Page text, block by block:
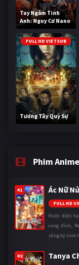
Tay Ngắm Tinh
Anh: Nguy Cơ Nano
FULL HD VIETSUB
Tương Tây Quỷ Sự
Phim Anime
#1 Ác Nữ
FULL HD
Được điện
cung đình,
sống ký sinh
#2 Tanya